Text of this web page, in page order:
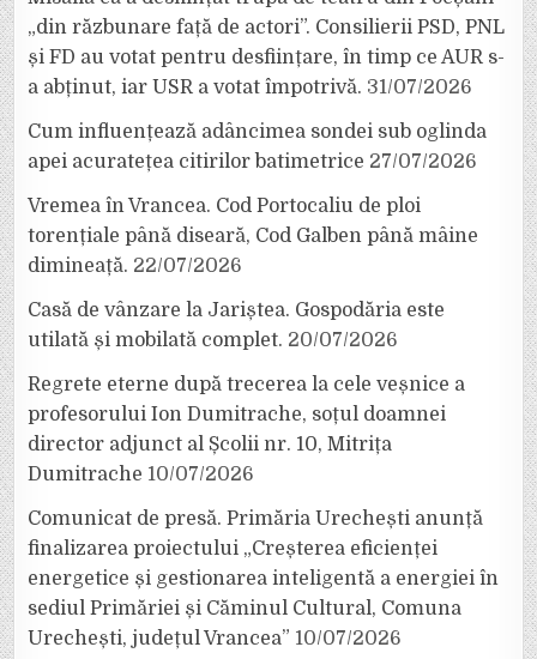
„din răzbunare față de actori”. Consilierii PSD, PNL
și FD au votat pentru desființare, în timp ce AUR s-
a abținut, iar USR a votat împotrivă. 31/07/2026
Cum influențează adâncimea sondei sub oglinda
apei acuratețea citirilor batimetrice 27/07/2026
Vremea în Vrancea. Cod Portocaliu de ploi
torențiale până diseară, Cod Galben până mâine
dimineață. 22/07/2026
Casă de vânzare la Jariștea. Gospodăria este
utilată și mobilată complet. 20/07/2026
Regrete eterne după trecerea la cele veșnice a
profesorului Ion Dumitrache, soțul doamnei
director adjunct al Școlii nr. 10, Mitrița
Dumitrache 10/07/2026
Comunicat de presă. Primăria Urechești anunță
finalizarea proiectului „Creșterea eficienței
energetice și gestionarea inteligentă a energiei în
sediul Primăriei și Căminul Cultural, Comuna
Urechești, județul Vrancea” 10/07/2026